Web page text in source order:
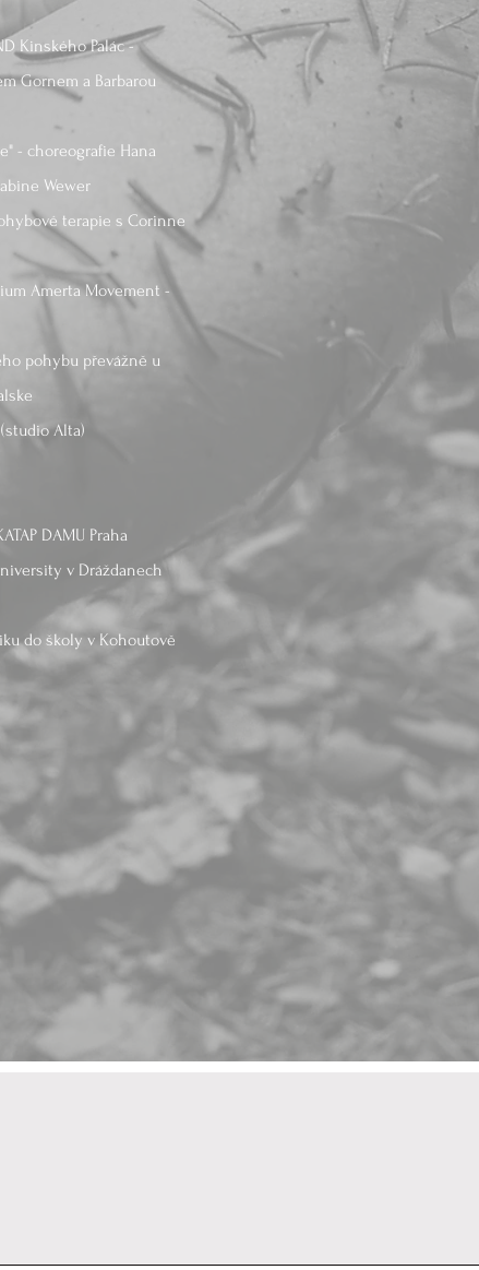
Kinského Palác -
Gornem a Barbarou
- choreografie Hana
Wewer
terapie s Corinne
Amerta Movement -
pohybu převážně u
Alta)
DAMU Praha
v Dráždanech
do školy v Kohoutově